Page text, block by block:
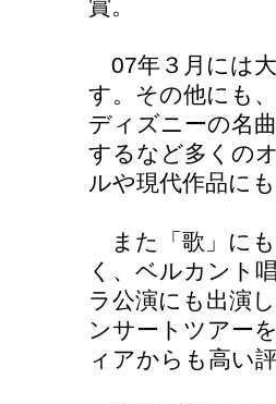
賞。
07年３月には
す。その他にも
ディズニーの名
するなど多くの
ルや現代作品に
また「歌」にも
く、ベルカント
ラ公演にも出演
ンサートツアー
ィアからも高い